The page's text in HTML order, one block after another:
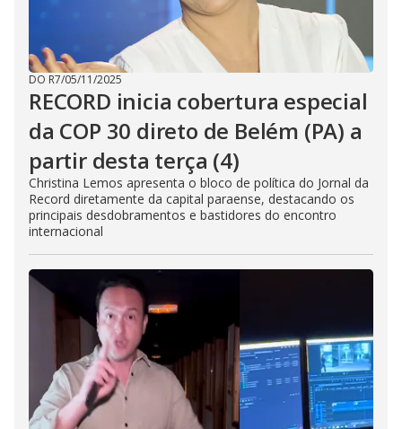
DO R7/05/11/2025
RECORD inicia cobertura especial
da COP 30 direto de Belém (PA) a
partir desta terça (4)
Christina Lemos apresenta o bloco de política do Jornal da
Record diretamente da capital paraense, destacando os
principais desdobramentos e bastidores do encontro
internacional